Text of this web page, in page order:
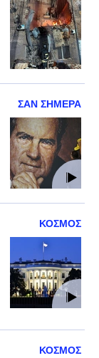
ΣΑΝ ΣΗΜΕΡΑ
ΚΟΣΜΟΣ
ΚΟΣΜΟΣ